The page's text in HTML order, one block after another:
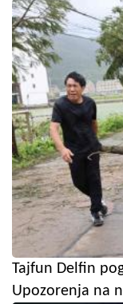
Tajfun Delfin
Upozorenja na